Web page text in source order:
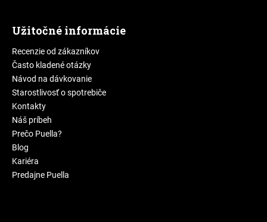
Užitočné informácie
Recenzie od zákazníkov
Často kladené otázky
Návod na dávkovanie
Starostlivosť o spotrebiče
Kontakty
Náš príbeh
Prečo Puella?
Blog
Kariéra
Predajne Puella